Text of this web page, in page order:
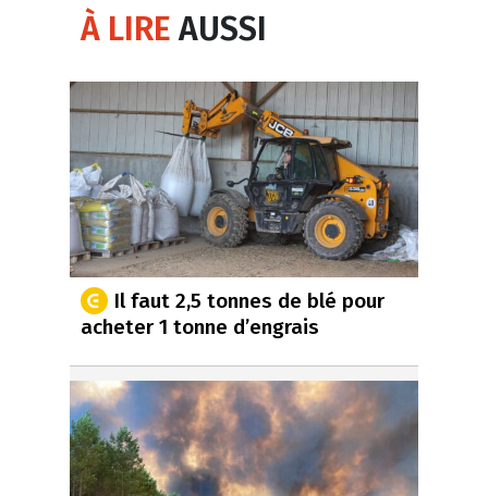
À LIREAUSSI
Il faut 2,5 tonnes de blé pour
acheter 1 tonne d’engrais